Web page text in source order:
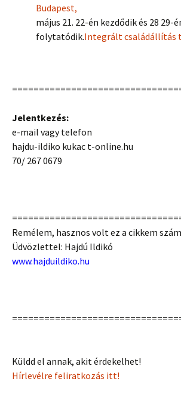
Budapest,
május 21. 22-én kezdődik és 28 29-
folytatódik.Integrált családállítás
Jelentkezés:
e-mail vagy telefon
hajdu-ildiko kukac t-online.hu
70/ 267 0679
Remélem, hasznos volt ez a cikkem
Üdvözlettel: Hajdú Ildikó
www.hajduildiko.hu
Küldd el annak, akit érdekelhet!
Hírlevélre feliratkozás itt!